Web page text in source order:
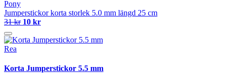
Pony
Jumperstickor korta storlek 5.0 mm längd 25 cm
31 kr 10 kr
Rea
Korta Jumperstickor 5.5 mm